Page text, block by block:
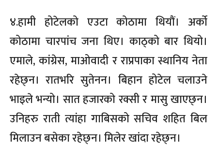
४.हामी होटेलको एउटा कोठामा थियौं। अर्को
कोठामा चारपांच जना थिए। काठ्को बार थियो।
एमाले, कांग्रेस, माओवादी र राप्रपाका स्थानिय नेता
रहेछ्न। रातभरि सुतेनन। बिहान होटेल चलाउने
भाइले भन्यो। सात हजारको रक्सी र मासु खाएछ्न।
उनिहरु राती त्यांहा गाबिसको सचिव शहित बिल
मिलाउन बसेका रहेछ्न। मिलेर खांदा रहेछ्न।